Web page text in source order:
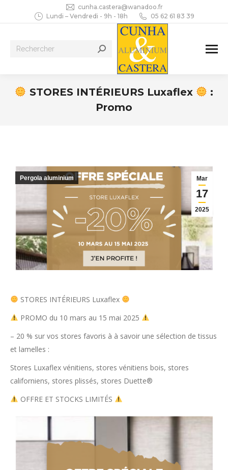
cunha.castera@wanadoo.fr
Lundi – Vendredi - 9h - 18h
05 62 61 83 39
Recherche
STORES INTÉRIEURS Luxaflex
:
Promo
Mar
17
2025
Pergola aluminium
STORES INTÉRIEURS Luxaflex
PROMO du 10 mars au 15 mai 2025
– 20 % sur vos stores favoris à à savoir une sélection de tissus
et lamelles :
Stores Luxaflex vénitiens, stores vénitiens bois, stores
californiens, stores plissés, stores Duette®
OFFRE ET STOCKS LIMITÉS